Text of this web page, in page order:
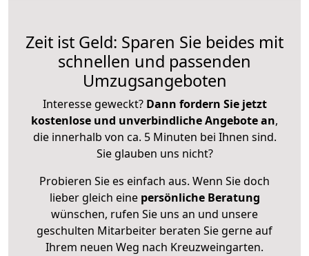
Zeit ist Geld: Sparen Sie beides mit
schnellen und passenden
Umzugsangeboten
Interesse geweckt? Dann fordern Sie jetzt
kostenlose und unverbindliche Angebote an,
die innerhalb von ca. 5 Minuten bei Ihnen sind.
Sie glauben uns nicht?
Probieren Sie es einfach aus. Wenn Sie doch
lieber gleich eine persönliche Beratung
wünschen, rufen Sie uns an und unsere
geschulten Mitarbeiter beraten Sie gerne auf
Ihrem neuen Weg nach Kreuzweingarten.